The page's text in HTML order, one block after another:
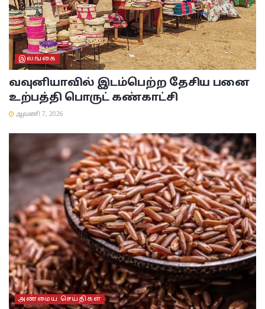
இலங்கை
வவுனியாவில் இடம்பெற்ற தேசிய பனை
உற்பத்தி பொருட் கண்காட்சி
ஆவணி 7, 2026
அண்மைய செய்திகள்